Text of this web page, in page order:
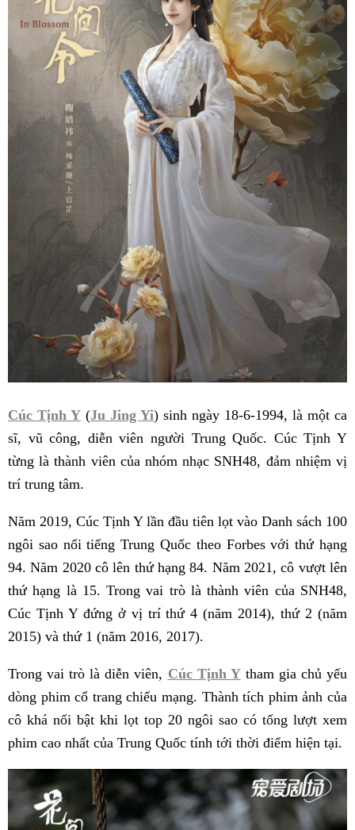
Cúc Tịnh Y (Ju Jing Yi) sinh ngày 18-6-1994, là một ca
sĩ, vũ công, diễn viên người Trung Quốc. Cúc Tịnh Y
từng là thành viên của nhóm nhạc SNH48, đảm nhiệm vị
trí trung tâm.
Năm 2019, Cúc Tịnh Y lần đầu tiên lọt vào Danh sách 100
ngôi sao nổi tiếng Trung Quốc theo Forbes với thứ hạng
94. Năm 2020 cô lên thứ hạng 84. Năm 2021, cô vượt lên
thứ hạng là 15. Trong vai trò là thành viên của SNH48,
Cúc Tịnh Y đứng ở vị trí thứ 4 (năm 2014), thứ 2 (năm
2015) và thứ 1 (năm 2016, 2017).
Trong vai trò là diễn viên, Cúc Tịnh Ytham gia chủ yếu
dòng phim cổ trang chiếu mạng. Thành tích phim ảnh của
cô khá nổi bật khi lọt top 20 ngôi sao có tổng lượt xem
phim cao nhất của Trung Quốc tính tới thời điểm hiện tại.